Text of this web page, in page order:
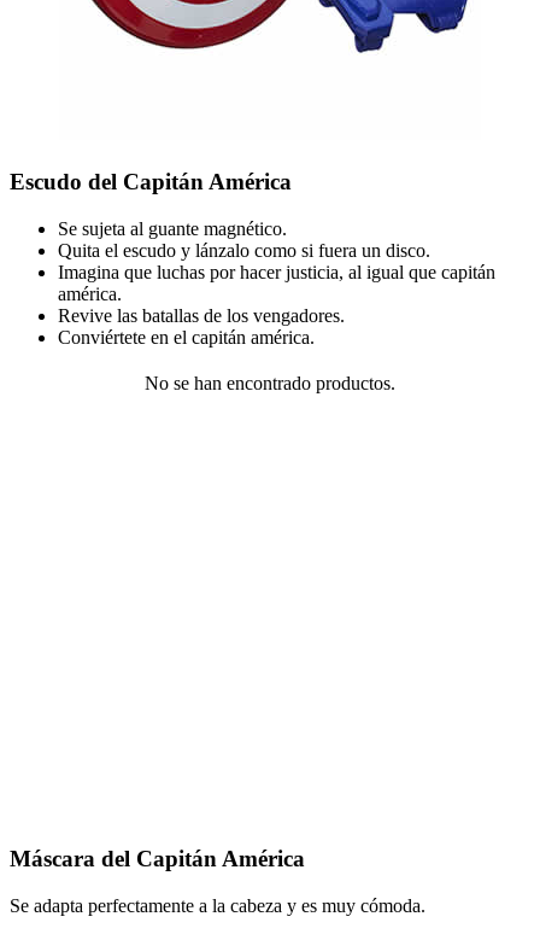
Escudo del Capitán América
Se sujeta al guante magnético.
Quita el escudo y lánzalo como si fuera un disco.
Imagina que luchas por hacer justicia, al igual que capitán
américa.
Revive las batallas de los vengadores.
Conviértete en el capitán américa.
No se han encontrado productos.
Máscara del Capitán América
Se adapta perfectamente a la cabeza y es muy cómoda.